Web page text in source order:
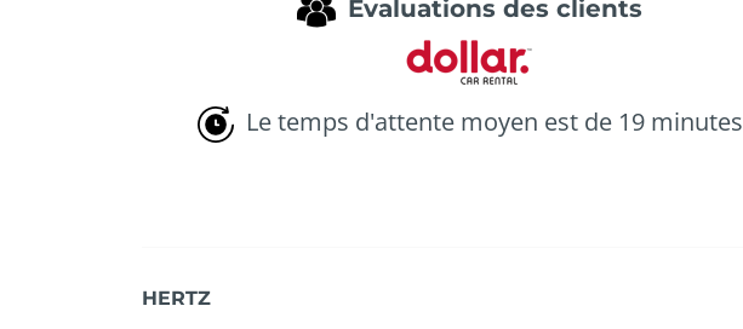
Évaluations des clients
Le temps d'attente moyen est de 19 minutes
HERTZ